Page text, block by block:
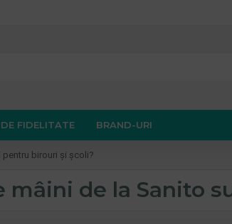
FIDELITATE BRAND-URI
birouri și școli?
de la Sanito